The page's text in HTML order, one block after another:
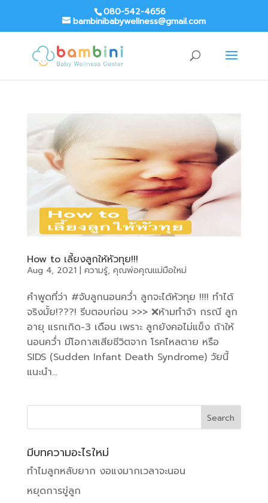
080-542-4656
bambinibabywellness@gmail.com
How to เลี้ยงลูกให้หัวทุย!!!
Aug 4, 2021 | ความรู้, คุณพ่อคุณแม่มือใหม่
คำพูดที่ว่า #จับลูกนอนคว่ำ ลูกจะได้หัวทุย !!!! ทำได้
จริงมั้ย!???! รีบตอบก่อน >>> ❌ห้ามทำจ้า กรณี ลูก
อายุ แรกเกิด-3 เดือน เพราะ ลูกยังคอไม่แข็ง ถ้าให้
นอนคว่ำ มีโอกาสเสียชีวิตจาก โรคไหลตาย หรือ
SIDS (Sudden Infant Death Syndrome) วัยนี้
แนะนำ...
มีบทความอะไรใหม่
ทำไมลูกหลับยาก งอแงมากเวลาจะนอน
หยุดการขู่ลูก